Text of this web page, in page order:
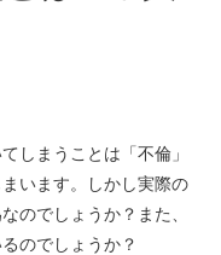
しまうことは「不倫」
います。しかし実際の
のでしょうか？また、
のでしょうか？